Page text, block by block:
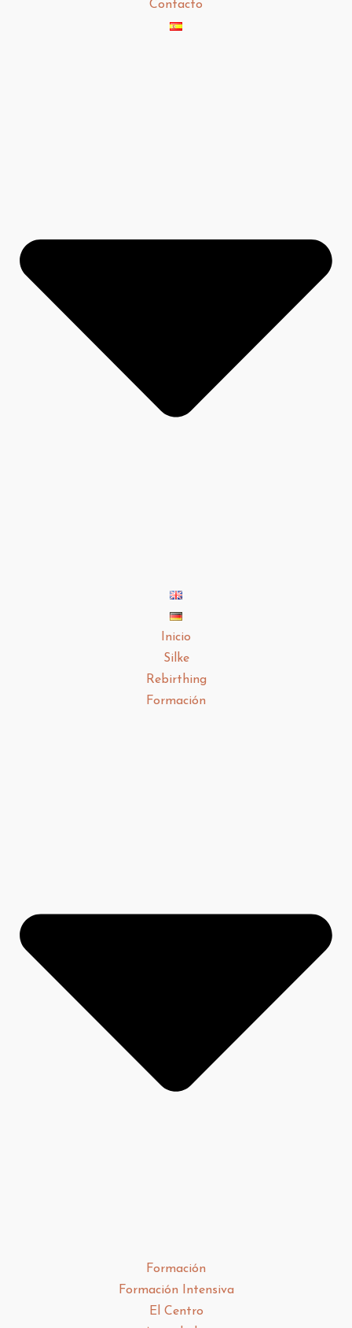
Contacto
Inicio
Silke
Rebirthing
Formación
Formación
Formación Intensiva
El Centro